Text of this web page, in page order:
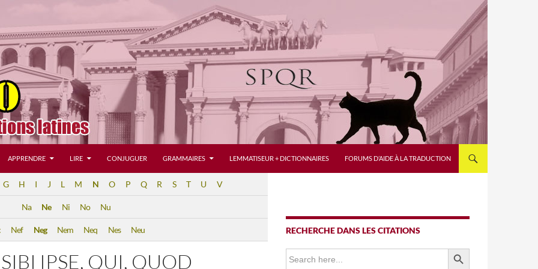
APPRENDRE LIRE CONJUGUER GRAMMAIRES LEMMATISEUR + DICTIONNAIRES FORUMS D’AIDE À LA TRADUCTION
G H I J L M N O P Q R S T U V
Na Ne Ni No Nu
Nef Neg Nem Neq Nes Neu
IPSE, QUI, QUOD
RECHERCHE DANS LES CITATIONS
Search
for:
SEARCH BUTTON